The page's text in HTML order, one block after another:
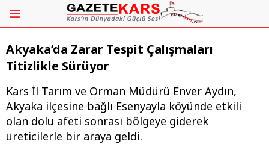
Akyaka’da Zarar Tespit Çalışmaları
Titizlikle Sürüyor
​Kars İl Tarım ve Orman Müdürü Enver Aydın,
Akyaka ilçesine bağlı Esenyayla köyünde etkili
olan dolu afeti sonrası bölgeye giderek
üreticilerle bir araya geldi.